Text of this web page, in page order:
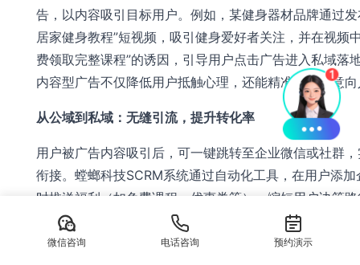
告，以内容吸引目标用户。例如，某健身器材品牌通过
居家健身教程”短视频，吸引健身爱好者关注，并在视频
费领取完整课程”的诱因，引导用户点击广告进入私域落
内容型广告不仅降低用户抵触心理，还能精准筛选高意
从公域到私域：无缝引流，提升转化率
用户被广告内容吸引后，可一键跳转至企业微信或社群
衔接。螳螂科技SCRM系统通过自动化工具，在用户添加
时推送福利（如免费课程、优惠券等），缩短用户决策
提高私域沉淀效率。数据显示，采用该策略的品牌，私
率平均提升50%以上。
微信咨询 电话咨询 预约演示